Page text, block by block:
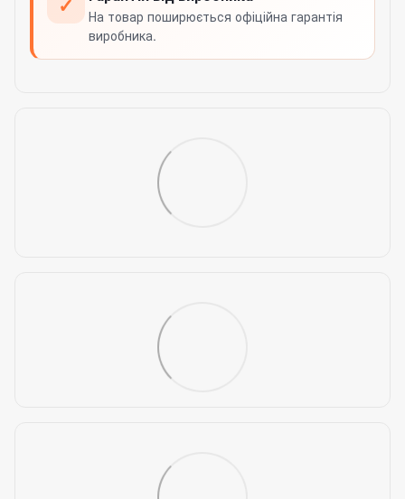
На товар поширюється офіційна гарантія
виробника.